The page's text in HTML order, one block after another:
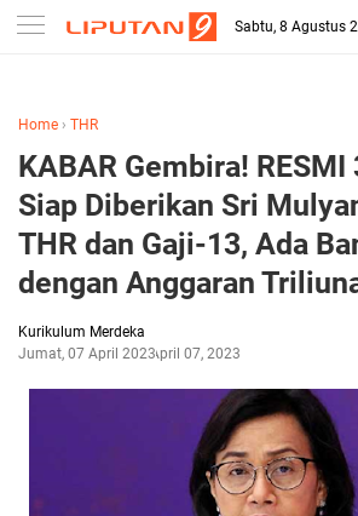
-->
Sabtu, 8 Agustus
Home › THR
KABAR Gembira! RESMI
Siap Diberikan Sri
THR dan Gaji-13, Ada
dengan Anggaran
Kurikulum Merdeka
Jumat, 07 April 2023April 07, 2023